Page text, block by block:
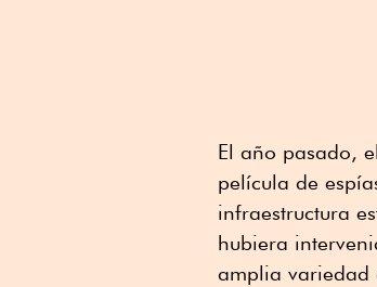
El año pasado,
película de
infraestructura
hubiera
amplia variedad